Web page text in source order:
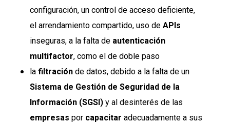
configuración, un control de acceso deficiente,
el arrendamiento compartido, uso de APIs
inseguras, a la falta de autenticación
multifactor, como el de doble paso
la filtraciónde datos, debido a la falta de un
Sistema de Gestión de Seguridad de la
Información (SGSI)y al desinterés de las
empresas por capacitar adecuadamente a sus